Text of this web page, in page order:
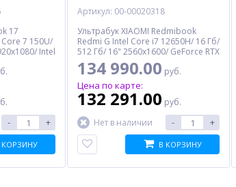
17
7 150U/
Intel
OS,
- +
КОРЗИНУ
Trial, серебристый (JYU4488CN)
Артикул: 00-00020318
Ультрабук XIAOMI Redmibook
Redmi G Intel Core i7 12650H/ 16 Гб/
512 Гб/ 16" 2560x1600/ GeForce RTX
3050 Ti 4 Гб/ Wi-Fi/ Bluetooth/
Windows 11 Trial, серебристый
134 990.00 руб.
Цена по карте:
132 291.00 руб.
Нет в наличии
- +
В КОРЗИНУ